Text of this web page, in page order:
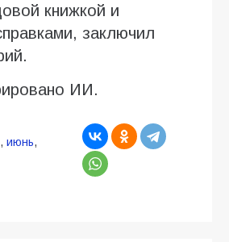
книжкой и
заключил
ИИ.
, июнь,